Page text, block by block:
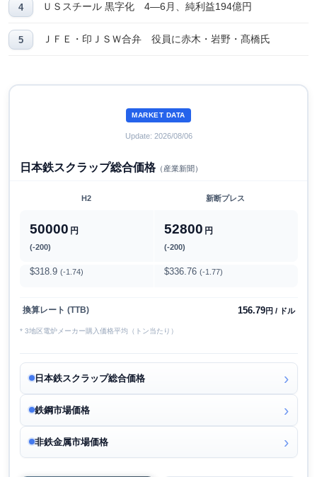
ＵＳスチール 黒字化 4―6月、純利益194億円
ＪＦＥ・印ＪＳＷ合弁 役員に赤木・岩野・髙橋氏
MARKET DATA
Update: 2026/08/06
日本鉄スクラップ総合価格（産業新聞）
H2 新断プレス
50000 円
(-200)
52800 円
(-200)
$318.9 (-1.74) $336.76 (-1.77)
換算レート (TTB) 156.79円 / ドル
* 3地区電炉メーカー購入価格平均（トン当たり）
日本鉄スクラップ総合価格
鉄鋼市場価格
非鉄金属市場価格